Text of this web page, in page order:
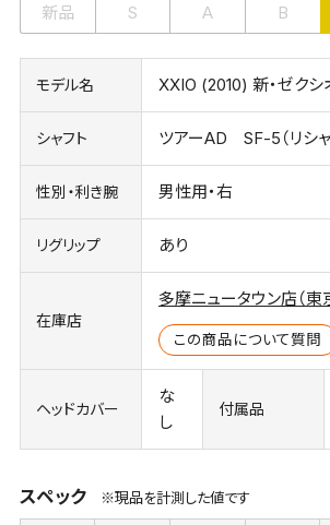
新品 S A B
モデル名 XXIO (2010) 新・ゼクシ
シャフト ツアーAD SF-5（リシャ
性別・利き腕 男性用・右
リグリップ あり
在庫店
多摩ニュータウン店（東
この商品について質問
ヘッドカバー
な
し
付属品
スペック ※現品を計測した値です